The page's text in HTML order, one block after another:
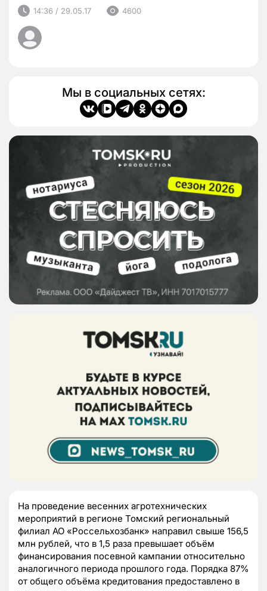
14:36 / 29.05.17 4600
Мы в социальных сетях:
На проведение весенних агротехнических
мероприятий в регионе Томский региональный
филиал АО «Россельхозбанк» направил свыше 156,5
млн рублей, что в 1,5 раза превышает объём
финансирования посевной кампании относительно
аналогичного периода прошлого года. Порядка 87%
от общего объёма кредитования предоставлено в